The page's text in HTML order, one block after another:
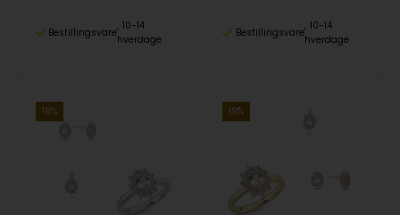
Bestillingsvare
10-14
hverdage
Bestillingsvare
10-14
hverdage
19% 19%